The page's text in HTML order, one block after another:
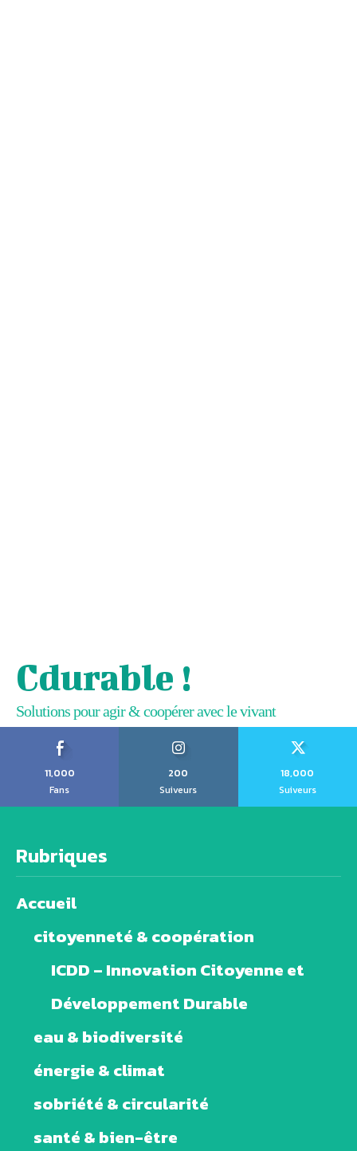
Cdurable !
Solutions pour agir & coopérer avec le vivant
11,000
Fans
200
Suiveurs
18,000
Suiveurs
Rubriques
Accueil
citoyenneté & coopération
ICDD – Innovation Citoyenne et
Développement Durable
eau & biodiversité
énergie & climat
sobriété & circularité
santé & bien-être